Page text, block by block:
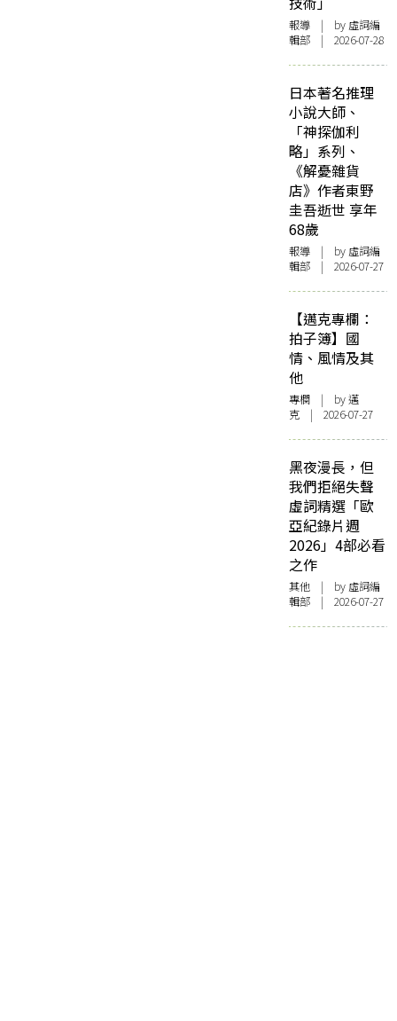
報導 | by 虛詞編
輯部 | 2026-07-28
日本著名推理
小說大師、
「神探伽利
略」系列、
《解憂雜貨
店》作者東野
圭吾逝世 享年
68歲
報導 | by 虛詞編
輯部 | 2026-07-27
【邁克專欄：
拍子簿】國
情、風情及其
他
專欄 | by邁
克 | 2026-07-27
黑夜漫長，但
我們拒絕失聲
虛詞精選「歐
亞紀錄片週
2026」4部必看
之作
其他 | by 虛詞編
輯部 | 2026-07-27